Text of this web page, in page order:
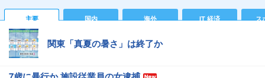
主要 国内 海外 IT 経済 ス
関東「真夏の暑さ」は終了か